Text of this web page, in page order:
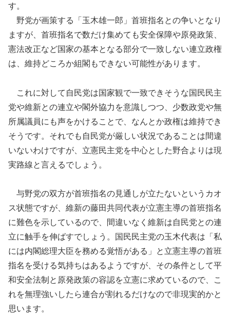
す。
野党が画策する「玉木雄一郎」首班指名との争いとなり
ますが、首班指名で数だけ集めても安全保障や原発政策、
憲法改正など国家の基本となる部分で一致しない連立政権
は、維持どころか組閣もできない可能性があります。
これに対して自民党は国家観で一致できそうな国民民主
党や維新との連立や閣外協力を意識しつつ、少数政党や無
所属議員にも声をかけることで、なんとか政権は維持でき
そうです。それでも自民党が厳しい状況であることは間違
いないわけですが、立憲民主党を中心とした野合よりは現
実路線と言えるでしょう。
与野党の双方が首班指名の見通しが立たないというカオ
ス状態ですが、維新の藤田共同代表が立憲主導の首班指名
に難色を示しているので、間違いなく維新は自民党との連
立に触手を伸ばすでしょう。国民民主党の玉木代表は「私
には内閣総理大臣を務める覚悟がある」と立憲主導の首班
指名を受ける気持ちはあるようですが、その条件として平
和安全法制と原発政策の容認を立憲に求めているので、こ
れを無理強いしたら連合が割れるだけなので非現実的かと
思います。